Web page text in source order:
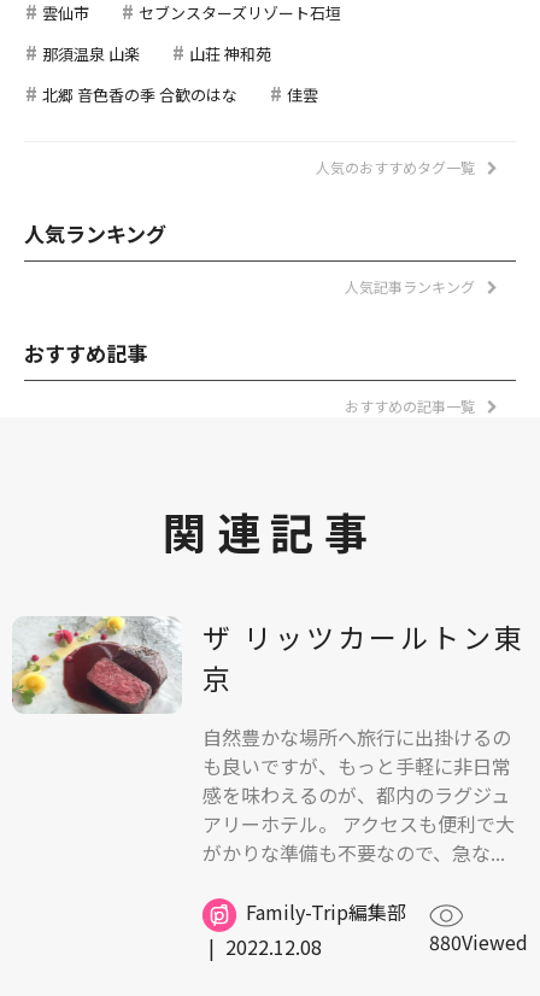
雲仙市
セブンスターズリゾート石垣
那須温泉 山楽
山荘 神和苑
北郷 音色香の季 合歓のはな
佳雲
人気のおすすめタグ一覧
人気ランキング
人気記事ランキング
おすすめ記事
おすすめの記事一覧
関連記事
ザ リッツカールトン東
京
自然豊かな場所へ旅行に出掛けるの
も良いですが、もっと手軽に非日常
感を味わえるのが、都内のラグジュ
アリーホテル。 アクセスも便利で大
がかりな準備も不要なので、急な...
Family-Trip編集部
| 2022.12.08 880Viewed